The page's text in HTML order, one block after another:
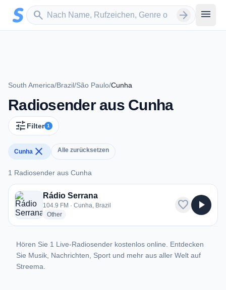
Zum Hauptinhalt springen
search
Sender suchen arrow_forward menu
South America/Brazil/São Paulo/Cunha
Radiosender aus Cunha
tune Filter 1
Cunha close Alle zurücksetzen
1 Radiosender aus Cunha
1 Radiosender aus Cunha
Rádio Serrana
104.9 FM · Cunha, Brazil
Otherradio stations
favorite play_arrow
Hören Sie 1 Live-Radiosender kostenlos online. Entdecken
Sie Musik, Nachrichten, Sport und mehr aus aller Welt auf
Streema.